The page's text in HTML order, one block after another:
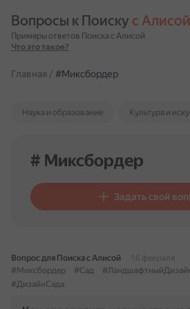
Вопросы к Поиску с Алисой
Примеры ответов Поиска с Алисой
Что это такое?
Главная / #Миксбордер
Наука и образование Культура и
# Миксбордер
Задать свой
Вопрос для Поиска с Алисой
16 февраля
#Миксбордер
#Сад
#ДизайнСада